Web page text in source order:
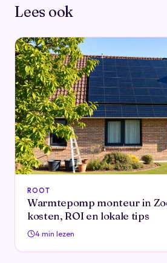
Lees ook
ROOT
Warmtepomp monteur in
kosten, ROI en lokale tips
4 min lezen